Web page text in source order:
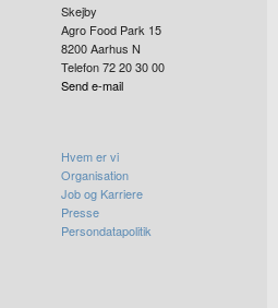
Skejby
Agro Food Park 15
8200Aarhus N
Telefon 72 20 30 00
Send e-mail
Hvem er vi
Organisation
Job og Karriere
Presse
Persondatapolitik